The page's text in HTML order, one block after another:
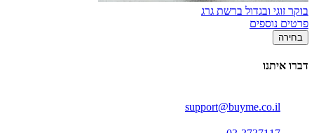
בוקר זוגי ובגדול ברשת גרג
פרטים נוספים
בחירה
דברו איתנו
support@buyme.co.il